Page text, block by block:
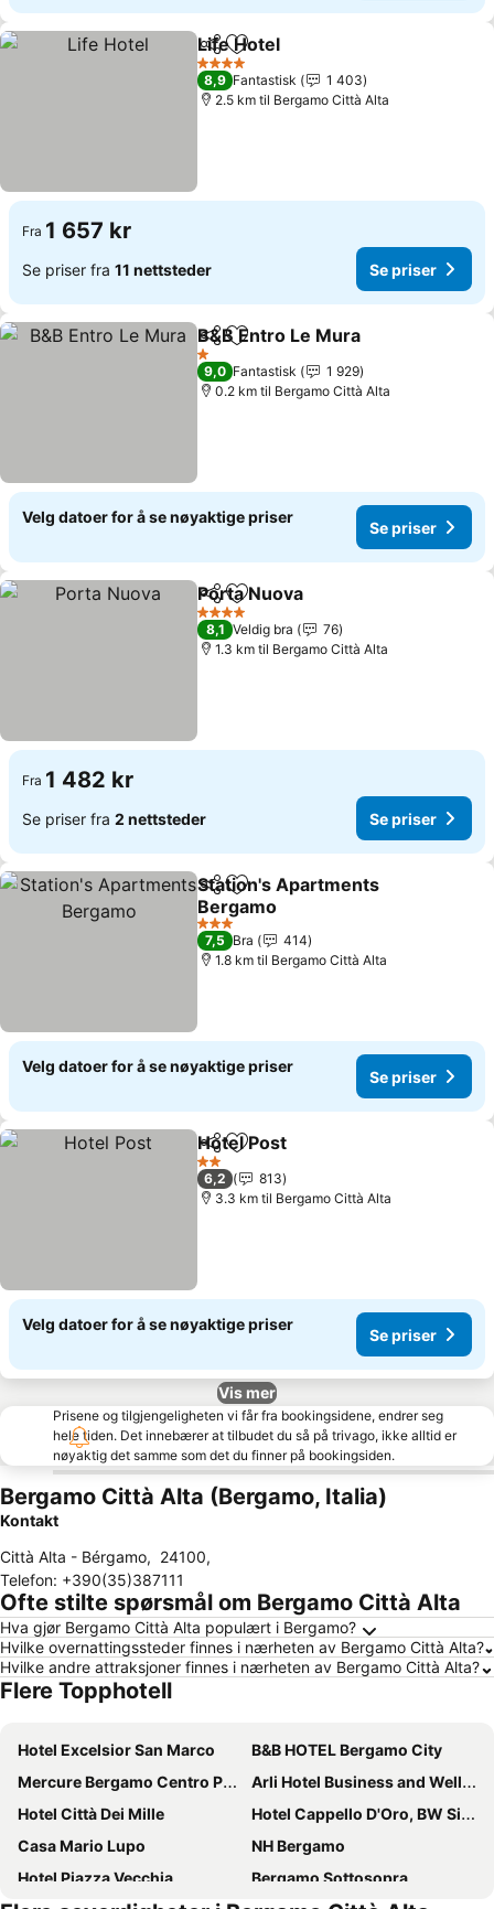
Del Legg til i favoritter
Life Hotel
4 Stjerner
8,9 Fantastisk
1 403
2.5 km til Bergamo Città Alta
Fra 1 657 kr
Se priser fra 11 nettsteder Se priser
Del Legg til i favoritter
B&B Entro Le Mura
1 Stjerner
9,0 Fantastisk
1 929
0.2 km til Bergamo Città Alta
Velg datoer for å se nøyaktige priser
Se priser
Del Legg til i favoritter
Porta Nuova
4 Stjerner
8,1 Veldig bra
76
1.3 km til Bergamo Città Alta
Fra 1 482 kr
Se priser fra 2 nettsteder Se priser
Del Legg til i favoritter
Station's Apartments
Bergamo
3 Stjerner
7,5 Bra
414
1.8 km til Bergamo Città Alta
Velg datoer for å se nøyaktige priser
Se priser
Del Legg til i favoritter
Hotel Post
2 Stjerner
6,2
813
3.3 km til Bergamo Città Alta
Velg datoer for å se nøyaktige priser
Se priser
Vis mer
Prisene og tilgjengeligheten vi får fra bookingsidene, endrer seg
hele tiden. Det innebærer at tilbudet du så på trivago, ikke alltid er
nøyaktig det samme som det du finner på bookingsiden.
Bergamo Città Alta (Bergamo, Italia)
Kontakt
Città Alta - Bérgamo, 24100,
Telefon: +390(35)387111
Ofte stilte spørsmål om Bergamo Città Alta
Hva gjør Bergamo Città Alta populært i Bergamo?
Hvilke overnattingssteder finnes i nærheten av Bergamo Città Alta?
Hvilke andre attraksjoner finnes i nærheten av Bergamo Città Alta?
Flere Topphotell
Hotel Excelsior San Marco
B&B HOTEL Bergamo City
Mercure Bergamo Centro Palazzo Dolci
Arli Hotel Business and Wellness
Hotel Città Dei Mille
Hotel Cappello D'Oro, BW Signature Collection
Casa Mario Lupo
NH Bergamo
Hotel Piazza Vecchia
Bergamo Sottosopra